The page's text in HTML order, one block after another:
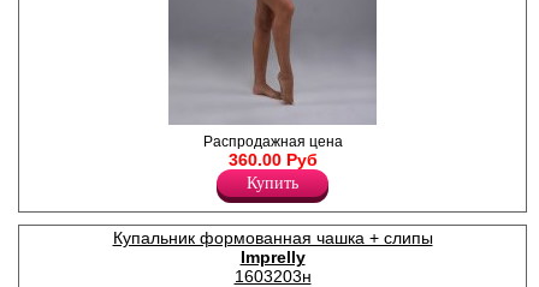
Купальник женский
раздельный. Бюстгальтер с
формованными чашками, на
косточках. Бретели
регулируются по длине,
несъемные, имеют три
положения ( обычное, крест
на крест, вокруг шеи ). Трусы-
бикини на завязках.
Распродажная цена
360.00 Руб
Купить
Купальник формованная чашка + слипы
Imprelly
1603203н